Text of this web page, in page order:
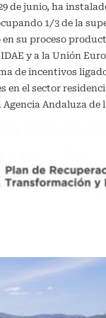
de junio, ha
1/3 de la
su proceso
y a la Unión
de incentivos
en el sector
Andaluza de